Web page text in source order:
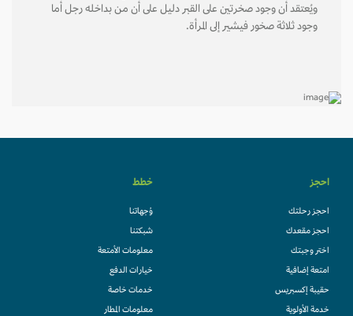
ويُعتقد أن وجود صخرتين على القبر دليل على أن من بداخله رجل أما
وجود ثلاثة صخور فيشير إلى المرأة.
احجز
احجز رحلتك
احجز مقعدك
اختر وجبتك
امتعة إضافية
حقيبة إكسبريس
خدمة الأولوية
خطط
وُجهاتنا
شبكتنا
معلومات الأمتعة
خيارات الدفع
خدمات خاصة
معلومات المطار